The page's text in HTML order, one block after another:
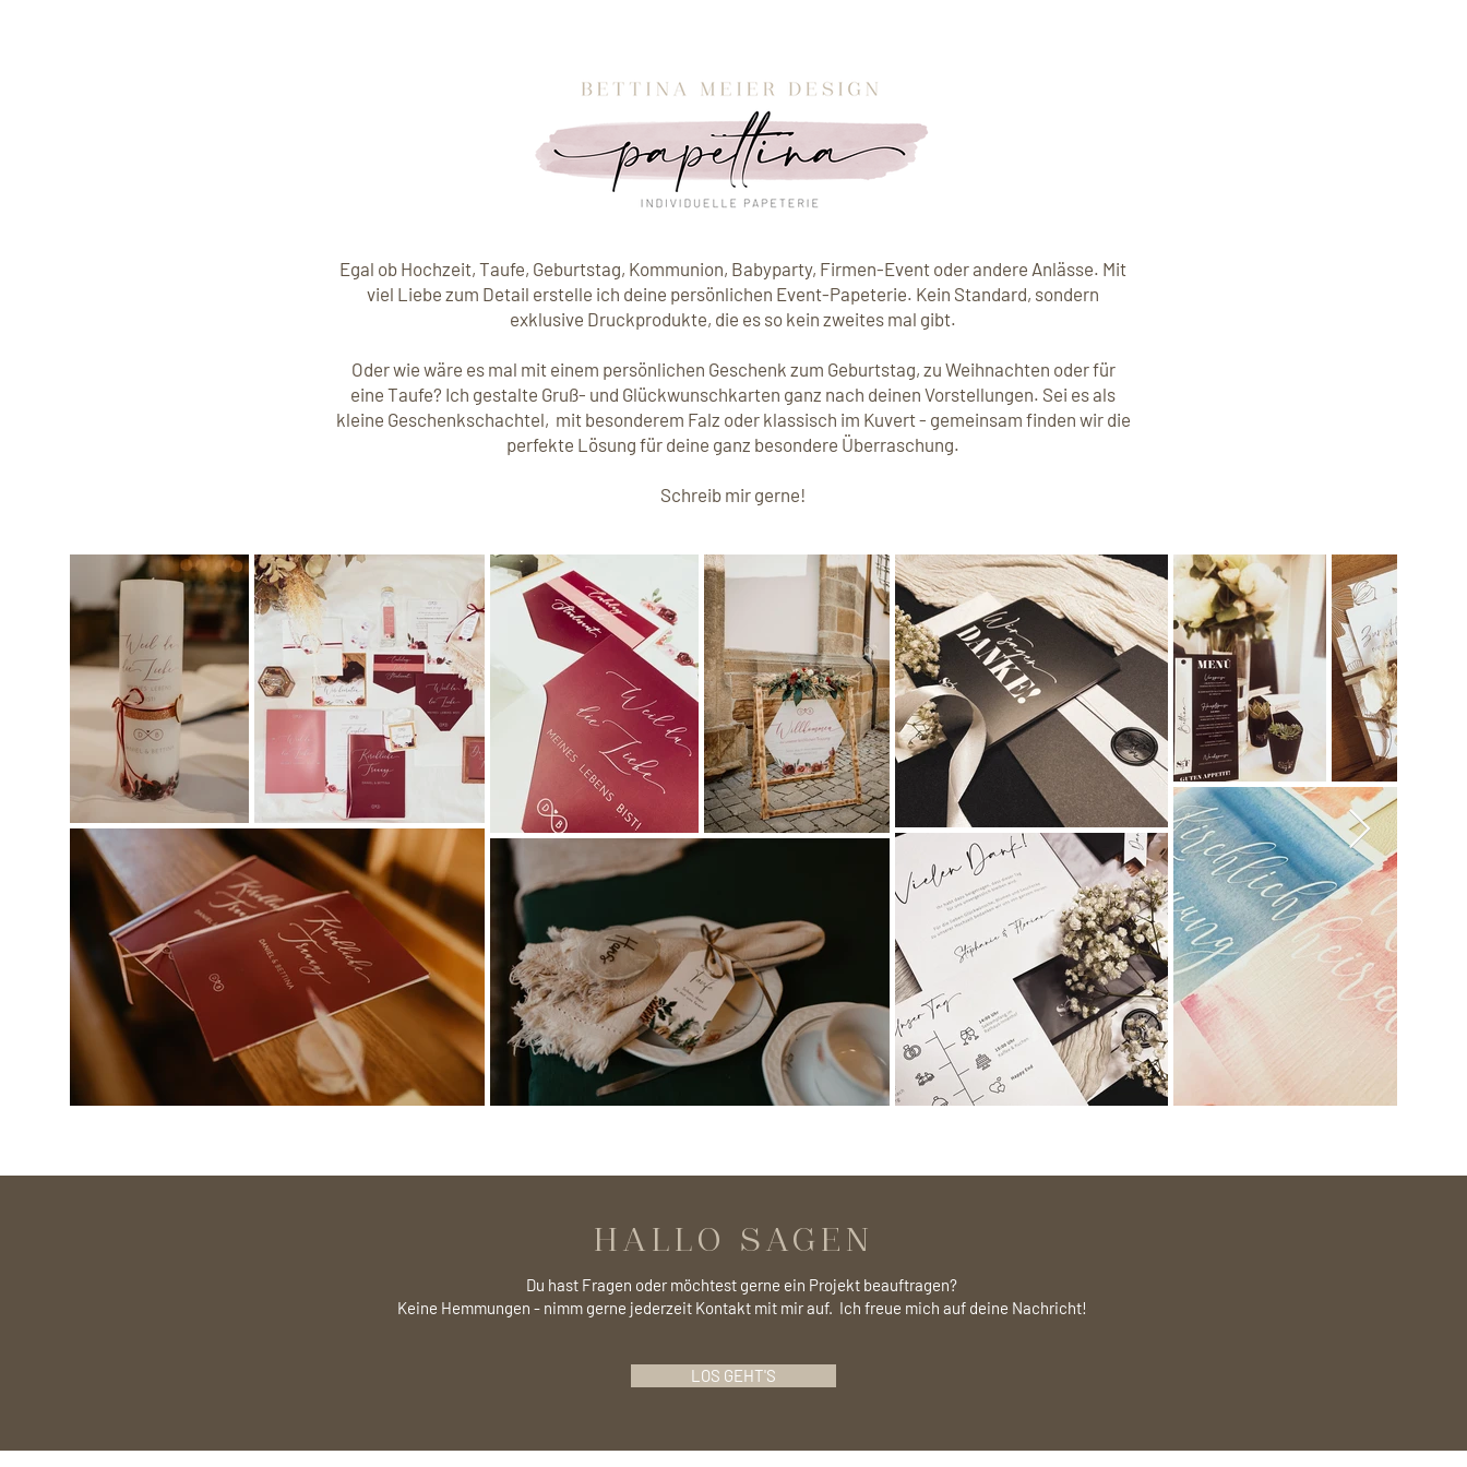
Egal ob Hochzeit, Taufe, Geburtstag, Kommunion, Babyparty, Firmen-Event oder andere Anlässe. Mit
viel Liebe zum Detail erstelle ich deine persönlichen Event-Papeterie. Kein Standard, sondern
exklusive Druckprodukte, die es so kein zweites mal gibt.
Oder wie wäre es mal mit einem persönlichen Geschenk zum Geburtstag, zu Weihnachten oder für
eine Taufe? Ich gestalte Gruß- und Glückwunschkarten ganz nach deinen Vorstellungen. Sei es als
kleine Geschenkschachtel, mit besonderem Falz oder klassisch im Kuvert - gemeinsam finden wir die
perfekte Lösung für deine ganz besondere Überraschung.
Schreib mir gerne!
HALLO SAGEN
Du hast Fragen oder möchtest gerne ein Projekt beauftragen?
Keine Hemmungen - nimm gerne jederzeit Kontakt mit mir auf. Ich freue mich auf deine Nachricht!
LOS GEHT'S